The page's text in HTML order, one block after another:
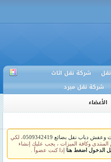
شركة نقل اثاث
شركة نقل مبرد
الأعضاء
دباب نقل بضائع 0509342419
، لكي
وكافة الميزات ، يجب عليك إنشاء
الدخول اضغط هنا إذا كنت عضواً .